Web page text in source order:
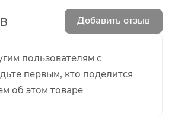
пользователям с
первым, кто поделится
об этом товаре
Добавить отзыв